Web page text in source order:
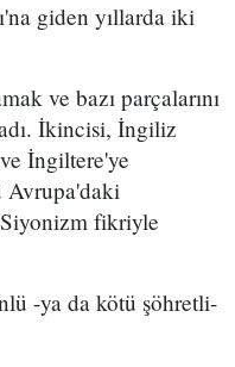
giden yıllarda iki
ve bazı parçalarını
İkincisi, İngiliz
İngiltere'ye
Avrupa'daki
fikriyle
-ya da kötü şöhretli-